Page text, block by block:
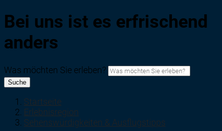
Bei uns ist es erfrischend
anders
Was möchten Sie erleben?
Suche
Startseite
Erlebnisregion
Sehenswürdigkeiten & Ausflugstipps